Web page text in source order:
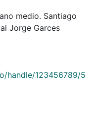
medio. Santiago
Jorge Garces
handle/123456789/5